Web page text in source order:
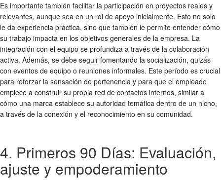
Es importante también facilitar la participación en proyectos reales y
relevantes, aunque sea en un rol de apoyo inicialmente. Esto no solo
le da experiencia práctica, sino que también le permite entender cómo
su trabajo impacta en los objetivos generales de la empresa. La
integración con el equipo se profundiza a través de la colaboración
activa. Además, se debe seguir fomentando la socialización, quizás
con eventos de equipo o reuniones informales. Este período es crucial
para reforzar la sensación de pertenencia y para que el empleado
empiece a construir su propia red de contactos internos, similar a
cómo una marca establece su autoridad temática dentro de un nicho,
a través de la conexión y el reconocimiento en su comunidad.
4. Primeros 90 Días: Evaluación,
ajuste y empoderamiento